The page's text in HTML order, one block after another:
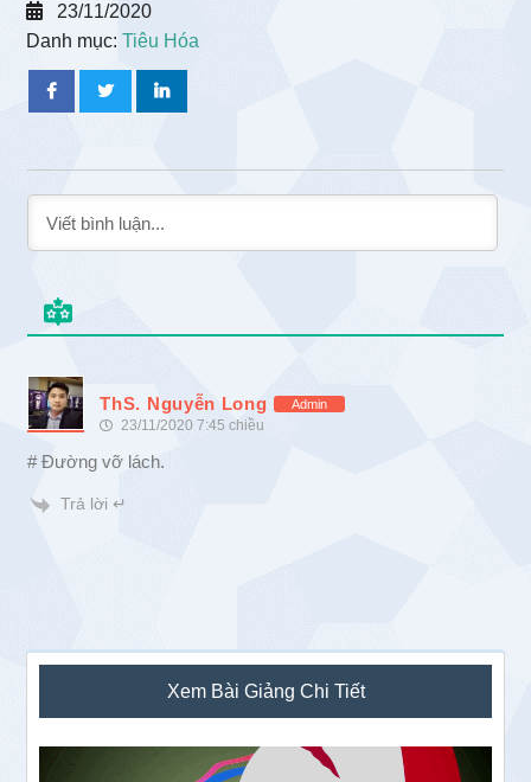
23/11/2020
Danh mục:Tiêu Hóa
ThS. Nguyễn Long Admin
23/11/2020 7:45 chiều
# Đường vỡ lách.
Trả lời ↵
Sidebar
chính
Xem Bài Giảng Chi Tiết